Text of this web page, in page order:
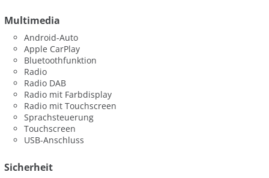
Multimedia
Android-Auto
Apple CarPlay
Bluetoothfunktion
Radio
Radio DAB
Radio mit Farbdisplay
Radio mit Touchscreen
Sprachsteuerung
Touchscreen
USB-Anschluss
Sicherheit